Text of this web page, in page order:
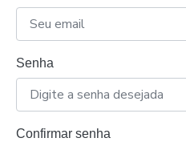
Senha
Confirmar senha